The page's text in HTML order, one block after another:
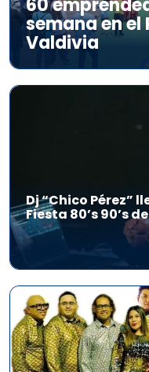
semana en el
Valdivia
Dj “Chico Pérez”
Fiesta 80’s 90’s